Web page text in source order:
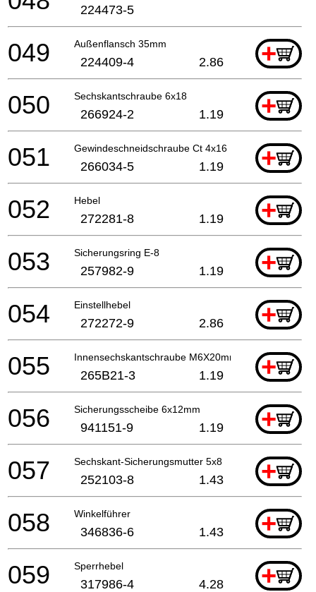
224473-5
Außenflansch 35mm +
049 224409-4 2.86
Sechskantschraube 6x18 +
050 266924-2 1.19
Gewindeschneidschraube Ct 4x16 +
051 266034-5 1.19
Hebel +
052 272281-8 1.19
Sicherungsring E-8 +
053 257982-9 1.19
Einstellhebel +
054 272272-9 2.86
Innensechskantschraube M6X20mm DHS660 A
+
055 265B21-3 1.19
Sicherungsscheibe 6x12mm +
056 941151-9 1.19
Sechskant-Sicherungsmutter 5x8 +
057 252103-8 1.43
Winkelführer +
058 346836-6 1.43
Sperrhebel +
059 317986-4 4.28